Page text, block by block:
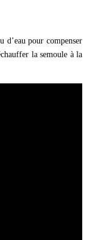
d’eau pour compenser
la semoule à la